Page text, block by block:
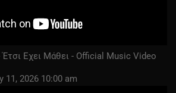
Εχει Μάθει - Official Music Video
11, 2026 10:00 am